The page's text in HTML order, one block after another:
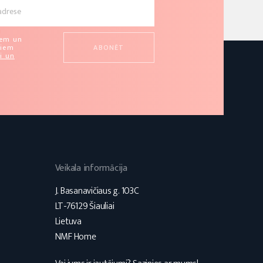
un
un
Veikala informācija
J. Basanavičiaus g. 103C
LT-76129 Šiauliai
Lietuva
NMF Home